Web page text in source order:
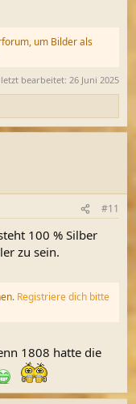
um Bilder als
bearbeitet: 26 Juni 2025
#11
100 % Silber
zu sein.
Registriere dich bitte
1808 hatte die